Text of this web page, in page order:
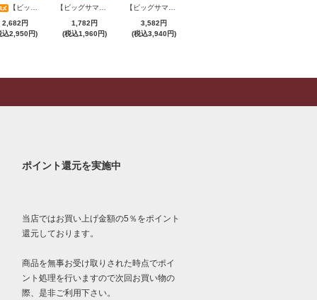
【ビッグサマーセール対象品】セクシーコスプレ(SEXYCOSPLAY) 2775
2,682円
込2,950円)
1,782円
(税込1,960円)
3,582円
(税込3,940円)
ポイント還元を実施中
当店ではお買い上げ金額の5％をポイント
還元しております。
商品を無事お受け取りされた時点でポイ
ント処理を行いますので次回お買い物の
際、是非ご利用下さい。